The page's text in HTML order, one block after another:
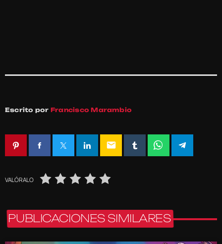
Escrito por Francisco Marambio
email
VALÓRALO
PUBLICACIONES SIMILARES